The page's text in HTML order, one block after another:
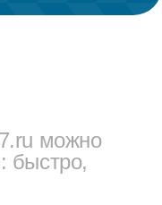
можно
быстро,